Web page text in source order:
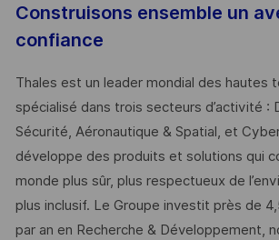
Construisons ensemble un
confiance
Thales est un leader mondial des hautes
spécialisé dans trois secteurs d’activité :
Sécurité, Aéronautique & Spatial, et Cyber
développe des produits et solutions qui
monde plus sûr, plus respectueux de
plus inclusif. Le Groupe investit près de
par an en Recherche & Développement,